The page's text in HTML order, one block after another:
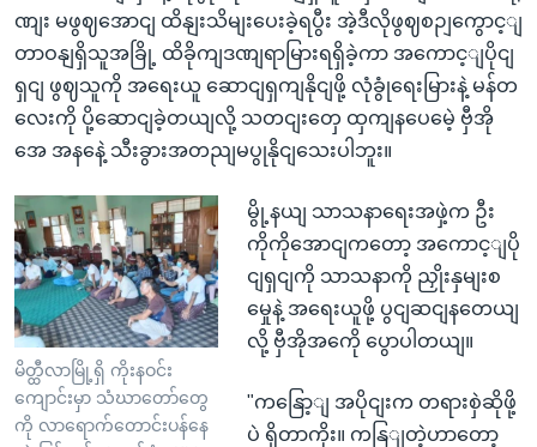
ဏျး မဖွဈအောငျ ထိနျးသိမျးပေးခဲ့ရပွီး အဲ့ဒီလိုဖွဈစဉျကွောင့ျ
တာဝနျရှိသူအခြို့ ထိခိုကျဒဏျရာမြားရရှိခဲ့ကာ အကောင့ျပိုငျ
ရှငျ ဖွဈသူကို အရေးယူ ဆောငျရှကျနိုငျဖို့ လုံခွုံရေးမြားနဲ့ မန်တ
လေးကို ပို့ဆောငျခဲ့တယျလို့ သတငျးတှေ ထှကျနပေမေဲ့ ဗှီအို
အေ အနနေဲ့ သီးခွားအတညျမပွုနိုငျသေးပါဘူး။
မိတ္ထီလာမြို့ရှိ ကိုးနဝင်း
ကျောင်းမှာ သံဃာတော်တွေ
ကို လာရောက်တောင်းပန်နေ
မွို့နယျ သာသနာရေးအဖှဲ့က ဦး
ကိုကိုအောငျကတော့ အကောင့ျပို
ငျရှငျကို သာသနာကို ညှိုးနှမျးစ
မှေုနဲ့ အရေးယူဖို့ ပွငျဆငျနတေယျ
လို့ ဗှီအိုအကေို ပွောပါတယျ။
"ကနြော့ျ အပိုငျးက တရားစှဲဆိုဖို့
ပဲ ရှိတာကိုး။ ကနြျတဲ့ဟာတော့